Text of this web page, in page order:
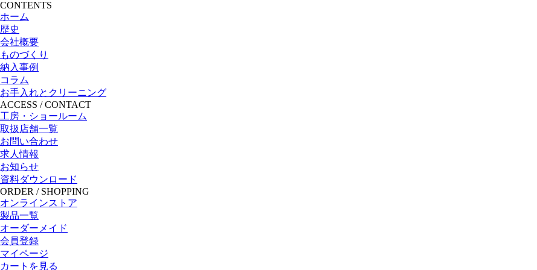
CONTENTS
ホーム
歴史
会社概要
ものづくり
納入事例
コラム
お手入れとクリーニング
ACCESS / CONTACT
工房・ショールーム
取扱店舗一覧
お問い合わせ
求人情報
お知らせ
資料ダウンロード
ORDER / SHOPPING
オンラインストア
製品一覧
オーダーメイド
会員登録
マイページ
カートを見る